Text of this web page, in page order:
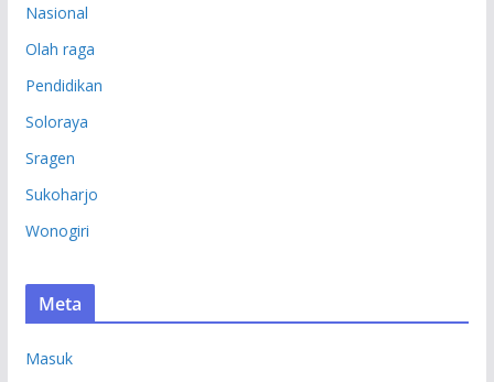
Nasional
Olah raga
Pendidikan
Soloraya
Sragen
Sukoharjo
Wonogiri
Meta
Masuk